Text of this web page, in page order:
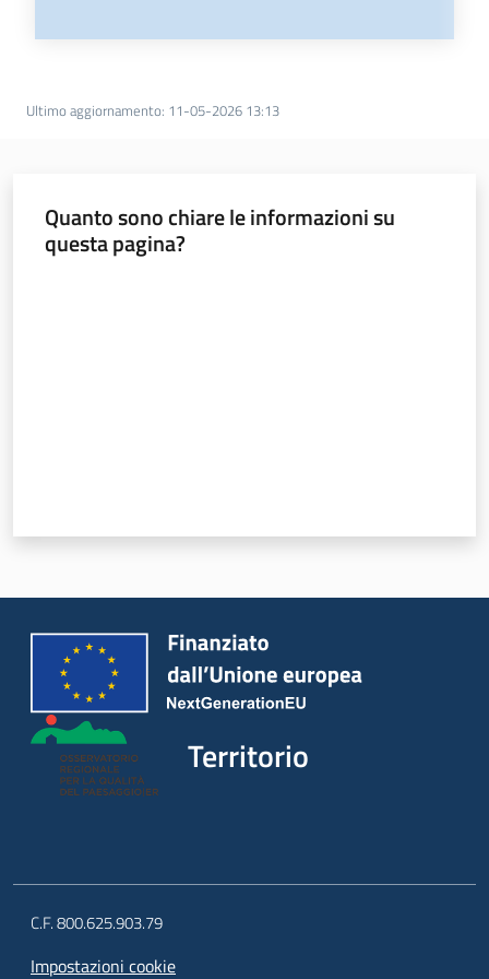
Ultimo aggiornamento: 11-05-2026 13:13
Quanto sono chiare le informazioni su
questa pagina?
Territorio
C.F. 800.625.903.79
Impostazioni cookie